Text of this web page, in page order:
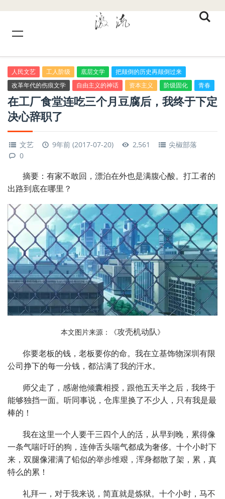
人民文艺 工人阶级 底层文学
把颠倒的历史再颠倒过来
改革年代的伤痕文学
自由主义的神话 资本主义 阶级固化 青春
在工厂食堂连吃三个月豆腐后，我终于下定
决心辞职了
文艺 9年前 (2017-07-20) 2,561
尖椒部落
0
摘要：有家不敢回，漂泊在外也是满腹心酸。打工者的
出路到底在哪里？
本文图片来源：《攻壳机动队》
你要老板的钱，老板要你的命。我在立基饰物深圳有限
公司挣下的每一分钱，都沾满了我的汗水。
师父走了，感谢他倾囊相授，跟他五天半之后，我终于
能够独挡一面。听同事说，仓库里换了不少人，只有我是最
棒的！
我在这里一个人要干三四个人的活，从早到晚，累得像
一条气喘吁吁的狗，连伸舌头喘气都成为奢侈。十个小时下
来，双腿像灌满了铅似的举步维艰，浑身都散了架，累，真
特么的累！
礼拜一，对于我来说，简直就是炼狱。十个小时，马不